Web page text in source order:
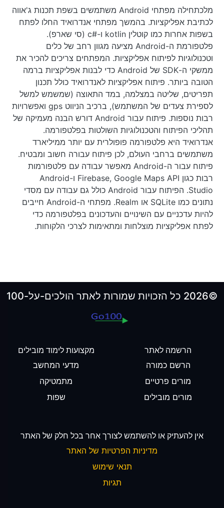
מלכתחילה מפתחי Android משתמשים בשפת תכנות ג'אווה
לכתיבת אפליקציות. בהמשך מפתחי אנדרואיד החלו לפתח
בשפות אחרות כמו קוטלין kotlin ו-#c (סי שארפ).
פלטפורמת ה-Android מציעה מגוון רחב של כלים
וטכנולוגיות לפיתוח אפליקציות. המפתחים צריכים להכיר את
ממשקי ה-SDK של Android כדי לבנות אפליקציות ברמה
הטובה ביותר. פיתוח אפליקציות לאנדרואיד כולל תכנון
תפריטים, שליטה במצלמה, במד התאוצה (שמשמש למשל
לספירת צעדים של המשתמש), ברכיב הניווט gps ואפשרויות
רבות נוספות. פיתוח עבור Android דורש הבנה מעמיקה של
תהליכי הפיתוח והטכנולוגיות השולטות בפלטפורמה.
אנדרואיד היא פלטפורמה פופולרית עם יותר ממיליארד
משתמשים ברחבי העולם, לכן פיתוח עבורה חשוב ומבטיח.
פיתוח עבור ה-Android מאפשר עבודה עם פלטפורמות
רבות כגון Firebase, Google Maps API ו-Android
Studio. הפיתוח עבור Android כולל גם עבודה עם מסדי
נתונים כמו SQLite או Realm. מפתחי ה-Android חייבים
להיות עדכניים עם השינויים והעדכונים בפלטפורמה כדי
לפתח אפליקציות מוצלחות ומתאימות לצרכי הלקוחות.
©2026 כל הזכויות שמורות לאתר הולכים-על-100
הרשמה לאתר
הרשם כמורה
מורים פרטיים
מורים מובילים
מקצועות לימוד מובילים
מדעי המחשב
מתמטיקה
שפות
אין להעתיק או להשתמש לצורך אחר בכל חלק של האתר
מדיניות הפרטיות של האתר
תנאי שימוש
תגיות